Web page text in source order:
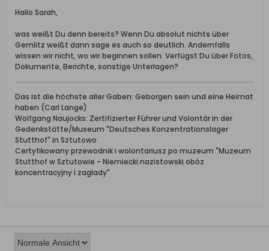
Hallo Sarah,
was weißt Du denn bereits? Wenn Du absolut nichts über
Gemlitz weißt dann sage es auch so deutlich. Andernfalls
wissen wir nicht, wo wir beginnen sollen. Verfügst Du über Fotos,
Dokumente, Berichte, sonstige Unterlagen?
Das ist die höchste aller Gaben: Geborgen sein und eine Heimat
haben (Carl Lange)
Wolfgang Naujocks: Zertifizierter Führer und Volontär in der
Gedenkstätte/Museum "Deutsches Konzentrationslager
Stutthof" in Sztutowo
Certyfikowany przewodnik i wolontariusz po muzeum "Muzeum
Stutthof w Sztutowie - Niemiecki nazistowski obóz
koncentracyjny i zagłady"